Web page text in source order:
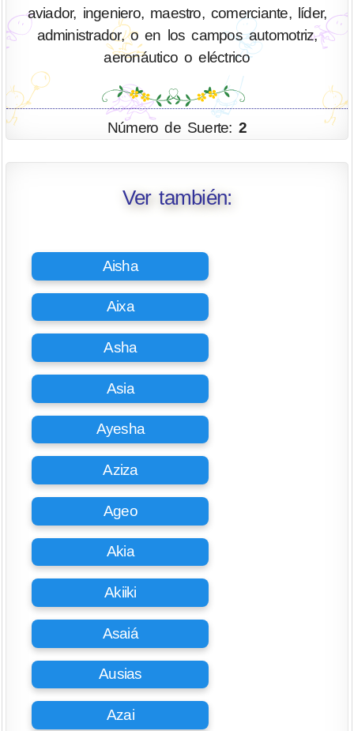
aviador, ingeniero, maestro, comerciante, líder,
administrador, o en los campos automotriz,
aeronáutico o eléctrico
Número de Suerte: 2
Ver también:
Aisha
Aixa
Asha
Asia
Ayesha
Aziza
Ageo
Akia
Akiiki
Asaiá
Ausias
Azai